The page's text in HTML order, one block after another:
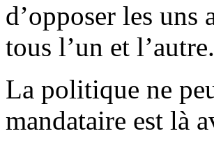
d’opposer les uns
tous l’un et l’autre.
La politique ne
mandataire est là